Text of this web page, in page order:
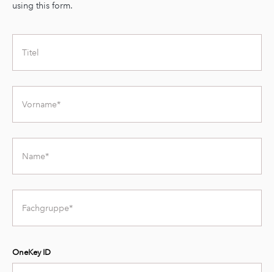
using this form.
Titel
Vorname
Name
Fachgruppe
OneKey ID